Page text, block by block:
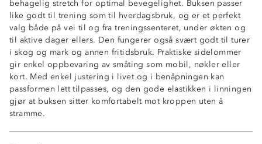
behagelig stretch for optimal bevegelighet. Buksen passer
like godt til trening som til hverdagsbruk, og er et perfekt
valg både på vei til og fra treningssenteret, under økten og
til aktive dager ellers. Den fungerer også svært godt til turer
i skog og mark og annen fritidsbruk. Praktiske sidelommer
gir enkel oppbevaring av småting som mobil, nøkler eller
kort. Med enkel justering i livet og i benåpningen kan
passformen lett tilpasses, og den gode elastikken i linningen
gjør at buksen sitter komfortabelt mot kroppen uten å
stramme.
Vindtett
4-veis stretch
2 sidelommer
Strikkjustering i livet
Elastisk linning